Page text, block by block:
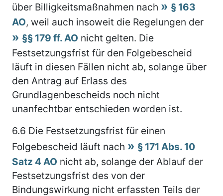
über Billigkeitsmaßnahmen nach
§ 163
AO, weil auch insoweit die Regelungen der
§§ 179 ff. AO nicht gelten. Die
Festsetzungsfrist für den Folgebescheid
läuft in diesen Fällen nicht ab, solange über
den Antrag auf Erlass des
Grundlagenbescheids noch nicht
unanfechtbar entschieden worden ist.
6.6 Die Festsetzungsfrist für einen
Folgebescheid läuft nach
§ 171 Abs. 10
Satz 4 AO nicht ab, solange der Ablauf der
Festsetzungsfrist des von der
Bindungswirkung nicht erfassten Teils der